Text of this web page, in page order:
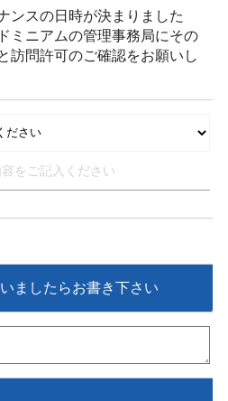
ンスの日時が決まりました
ミニアムの管理事務局にその
訪問許可のご確認をお願いし
ましたらお書き下さい